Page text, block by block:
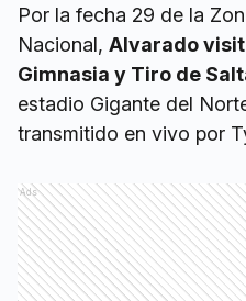
Por la fecha 29 de la
Nacional, Alvarado
Gimnasia y Tiro de
estadio Gigante del
transmitido en vivo por
Ads